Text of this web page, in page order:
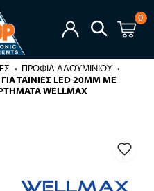
0
ΠΡΟΦΙΛ ΑΛΟΥΜΙΝΙΟΥ
ΤΑΙΝΙΕΣ LED 20MM ΜΕ
WELLMAX